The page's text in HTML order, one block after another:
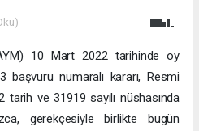
10 Mart 2022 tarihinde oy
başvuru numaralı kararı, Resmi
ve 31919 sayılı nüshasında
gerekçesiyle birlikte bugün